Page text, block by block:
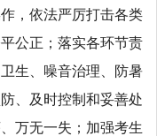
，依法严厉打击各类
公正；落实各环节责
生、噪音治理、防暑
、及时控制和妥善处
万无一失；加强考生